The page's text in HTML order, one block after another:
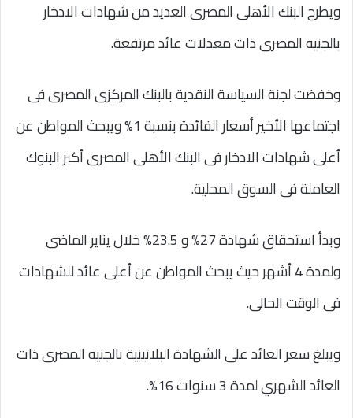
ويطرح البنك الأهلى المصرى العديد من شهادات الادخار
بالجنيه المصرى ذات معدلات عائد مرتفعة.
وخفضت لجنة السياسة النقدية بالبنك المركزى المصرى فى
اجتماعها الأخير أسعار الفائدة بنسبة 1% ويبحث المواطن عن
أعلى شهادات الادخار فى البنك الأهلى المصرى أكبر البنوك
العاملة فى السوق المحلية.
وبدأ استحقاق شهادة 27% و 23.5% خلال يناير الماضى
ولمدة 4 أشهر حيث يبحث المواطن عن أعلى عائد للشهادات
فى الوقت الحالى.
ويبلغ سعر العائد على الشهادة البلاتينية بالجنيه المصرى ذات
العائد الشهري لمدة 3 سنوات 16%.